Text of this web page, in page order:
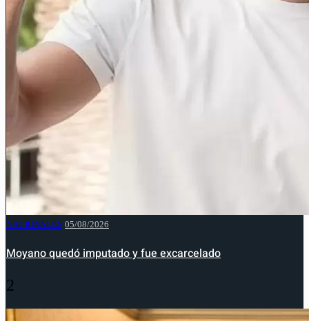
NACIONALES 05/08/2026
Moyano quedó imputado y fue excarcelado
2